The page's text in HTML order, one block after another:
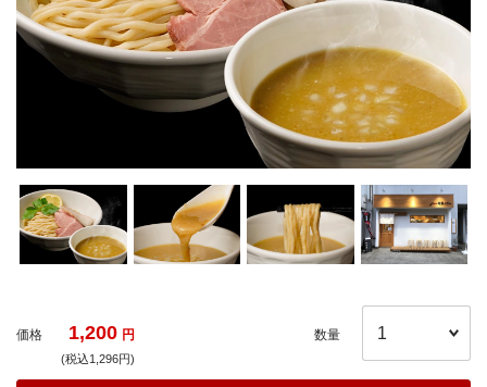
価格 1,200 円
(税込1,296円)
数量